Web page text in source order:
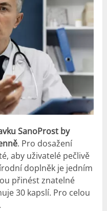
SanoProst by
. Pro dosažení
aby uživatelé pečlivě
doplněk je jedním
přinést znatelné
30 kapslí. Pro celou